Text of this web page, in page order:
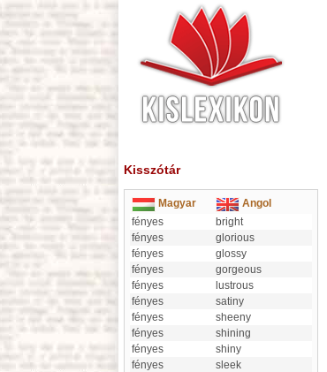
Kisszótár
Magyar
Angol
fényes
bright
fényes
glorious
fényes
glossy
fényes
gorgeous
fényes
lustrous
fényes
satiny
fényes
sheeny
fényes
shining
fényes
shiny
fényes
sleek